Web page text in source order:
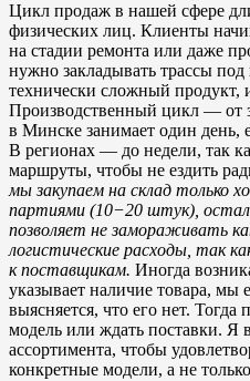
Цикл продаж в нашей сфере
физических лиц. Клиенты
на стадии ремонта или даже
нужно закладывать трассы
технически сложный продукт,
Производственный цикл — от
в Минске занимает один день,
В регионах — до недели, так
маршруты, чтобы не ездить
мы закупаем на склад только
партиями (10−20 штук),
позволяет не замораживать
логистические расходы, так
к поставщикам. Иногда
указывает наличие товара, мы
выясняется, что его нет. Тогда
модель или ждать поставки. Я
ассортимента, чтобы
конкретные модели, а не